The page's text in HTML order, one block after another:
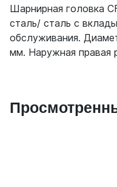
Шарнирная головка
сталь/ сталь с
обслуживания.
мм. Наружная правая